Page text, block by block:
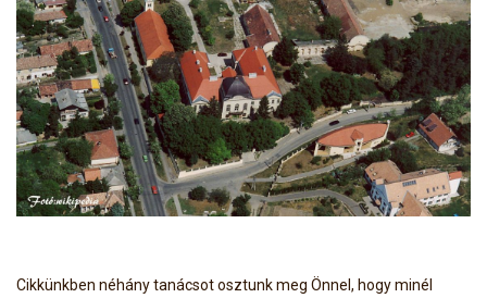
Cikkünkben néhány tanácsot osztunk meg Önnel, hogy minél